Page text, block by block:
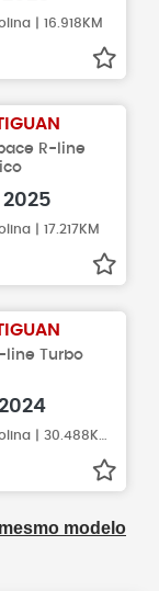
| 16.918KM
R-line
2025
| 17.217KM
line Turbo
modelo